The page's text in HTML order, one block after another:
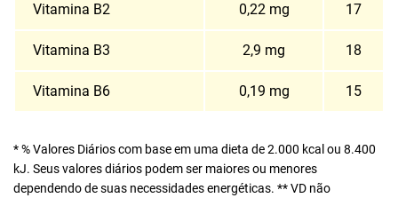
Vitamina B2 0,22 mg 17
Vitamina B3 2,9 mg 18
Vitamina B6 0,19 mg 15
* % Valores Diários com base em uma dieta de 2.000 kcal ou 8.400
kJ. Seus valores diários podem ser maiores ou menores
dependendo de suas necessidades energéticas. ** VD não